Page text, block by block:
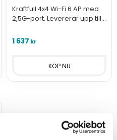
Kraftfull 4x4 Wi-Fi 6 AP med
2,5G-port. Levererar upp till
miljöer och hanteras enkelt
1 637 kr